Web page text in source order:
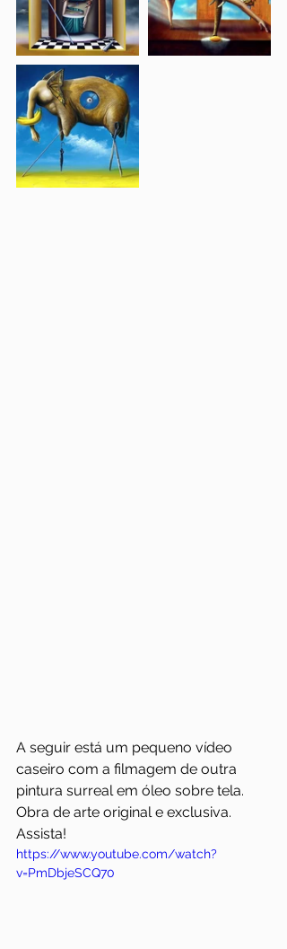
A seguir está um pequeno vídeo
caseiro com a filmagem de outra
pintura surreal em óleo sobre tela.
Obra de arte original e exclusiva.
Assista!
https://www.youtube.com/watch?
v=PmDbjeSCQ70